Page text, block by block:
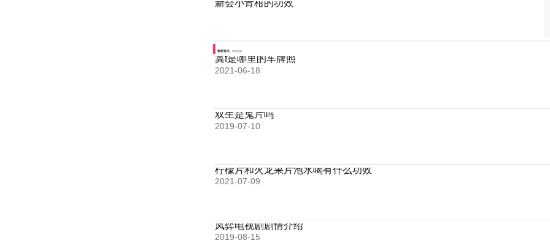
新会小青柑的功效
最新资讯 实时更新
冀f是哪里的车牌照
2021-06-18
双生是鬼片吗
2019-07-10
柠檬片和火龙果片泡水喝有什么功效
2021-07-09
凤弈电视剧剧情介绍
2019-08-15